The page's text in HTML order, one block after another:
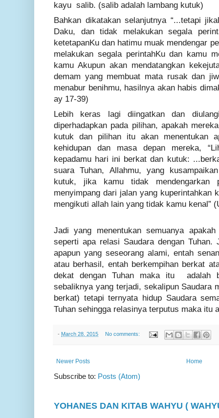
kayu salib. (salib adalah lambang kutuk)
Bahkan dikatakan selanjutnya “...tetapi
Daku, dan tidak melakukan segala
ketetapanKu dan hatimu muak mendengar
melakukan segala perintahKu dan kamu
kamu Akupun akan mendatangkan
demam yang membuat mata rusak dan
menabur benihmu, hasilnya akan habis
ay 17-39)
Lebih keras lagi diingatkan dan
diperhadapkan pada pilihan, apakah
kutuk dan pilihan itu akan menentukan
kehidupan dan masa depan mereka,
kepadamu hari ini berkat dan kutuk:
suara Tuhan, Allahmu, yang
kutuk, jika kamu tidak mendengarkan
menyimpang dari jalan yang kuperintahkan
mengikuti allah lain yang tidak kamu kenal”
Jadi yang menentukan semuanya
seperti apa relasi Saudara dengan
apapun yang seseorang alami, entah
atau berhasil, entah berkempihan berkat
dekat dengan Tuhan maka itu adalah
sebaliknya yang terjadi, sekalipun Saudara
berkat) tetapi ternyata hidup Saudara
Tuhan sehingga relasinya terputus maka itu
- March 28, 2015 No comments:
Newer Posts Home
Subscribe to: Posts (Atom)
YOHANES DAN KITAB WAHYU (